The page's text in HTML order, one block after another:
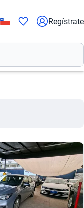
Regístrate